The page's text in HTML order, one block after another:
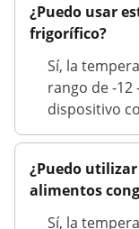
¿Puedo usar
frigorífico?
Sí, la
rango de -12
dispositivo
¿Puedo
alimentos
Sí, la